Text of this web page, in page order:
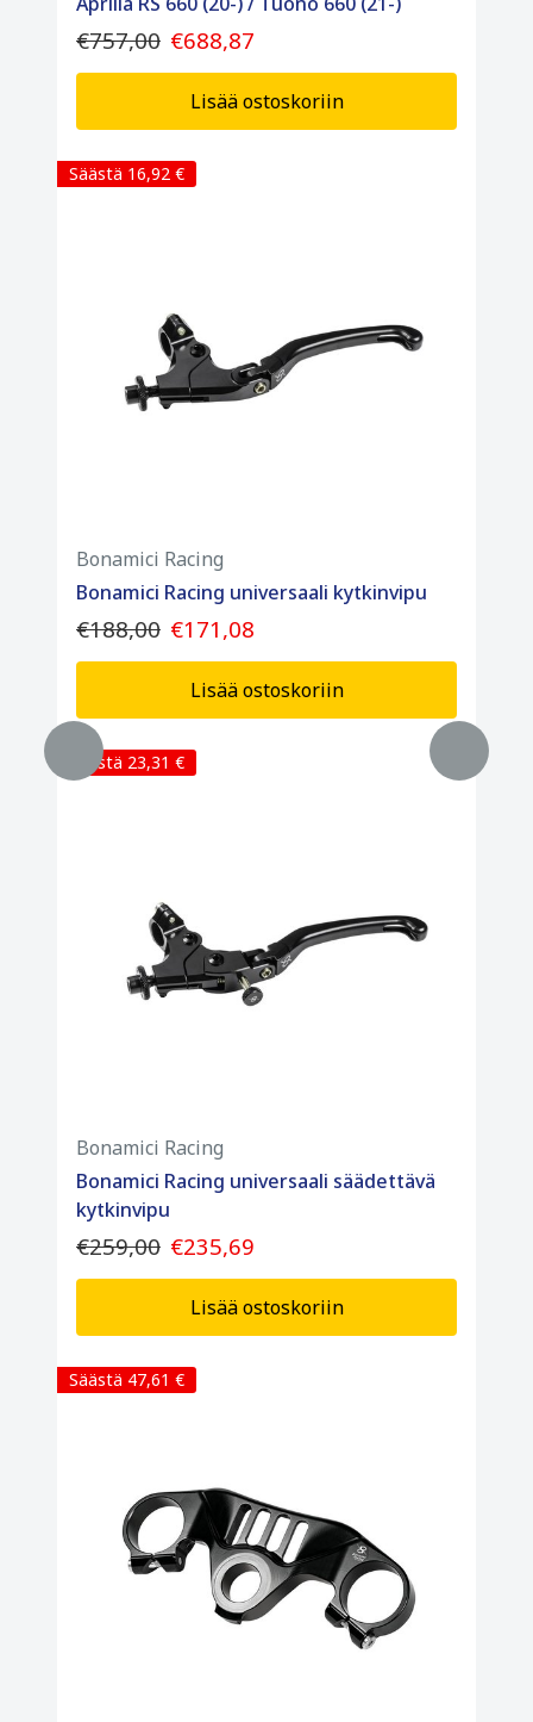
€757,00 €688,87
Lisää ostoskoriin
Säästä 16,92 €
Bonamici Racing
Bonamici Racing universaali kytkinvipu
€188,00 €171,08
Lisää ostoskoriin
Säästä 23,31 €
Bonamici Racing
Bonamici Racing universaali säädettävä
kytkinvipu
€259,00 €235,69
Lisää ostoskoriin
Säästä 47,61 €